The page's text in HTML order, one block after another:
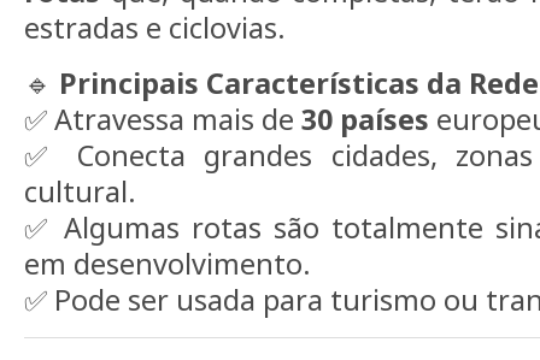
estradas e ciclovias.
🔹 Principais Características da
✅ Atravessa mais de 30 países
✅ Conecta grandes cidades,
cultural.
✅ Algumas rotas são totalmente
em desenvolvimento.
✅ Pode ser usada para turismo ou